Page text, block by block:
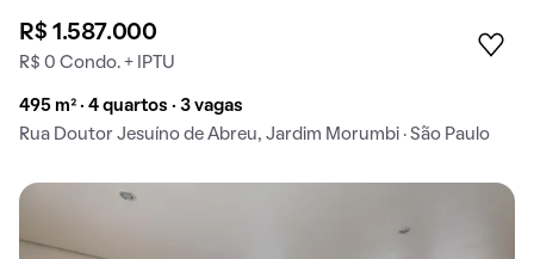
R$ 1.587.000
R$ 0 Condo. + IPTU
495 m² · 4 quartos · 3 vagas
Rua Doutor Jesuíno de Abreu, Jardim Morumbi · São Paulo